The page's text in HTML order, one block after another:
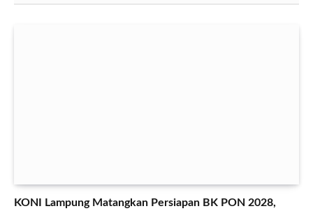
KONI Lampung Matangkan Persiapan BK PON 2028,